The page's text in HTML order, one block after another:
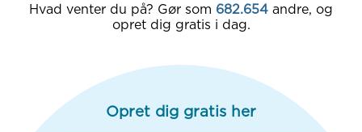
Hvad venter du på? Gør som 682.654 andre, og
opret dig gratis i dag.
Opret dig gratis her